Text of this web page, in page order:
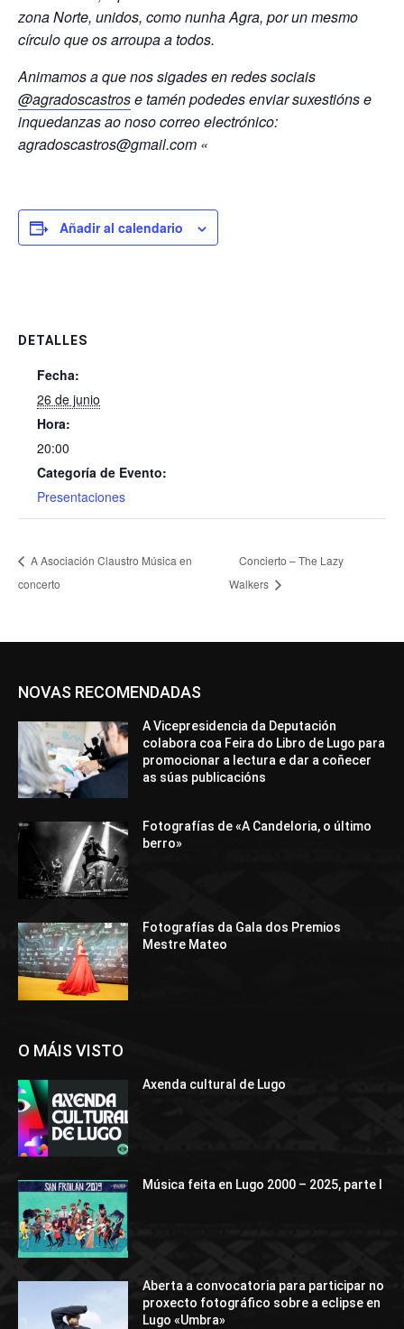
zona Norte, unidos, como nunha Agra, por un mesmo
círculo que os arroupa a todos.
Animamos a que nos sigades en redes sociais
@agradoscastrose tamén podedes enviar suxestións e
inquedanzas ao noso correo electrónico:
agradoscastros@gmail.com «
Añadir al calendario
DETALLES
Fecha:
26 de junio
Hora:
20:00
Categoría de Evento:
Presentaciones
A Asociación Claustro Música en
concerto
Concierto – The Lazy
Walkers
NOVAS RECOMENDADAS
A Vicepresidencia da Deputación
colabora coa Feira do Libro de Lugo para
promocionar a lectura e dar a coñecer
as súas publicacións
Fotografías de «A Candeloria, o último
berro»
Fotografías da Gala dos Premios
Mestre Mateo
O MÁIS VISTO
Axenda cultural de Lugo
Música feita en Lugo 2000 – 2025, parte I
Aberta a convocatoria para participar no
proxecto fotográfico sobre a eclipse en
Lugo «Umbra»